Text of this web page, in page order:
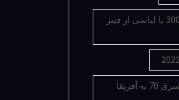
تویوتا لندکروزر 300 با لباسی از فیبر
تویوتا لندکروزر سری 70 به آفریقا